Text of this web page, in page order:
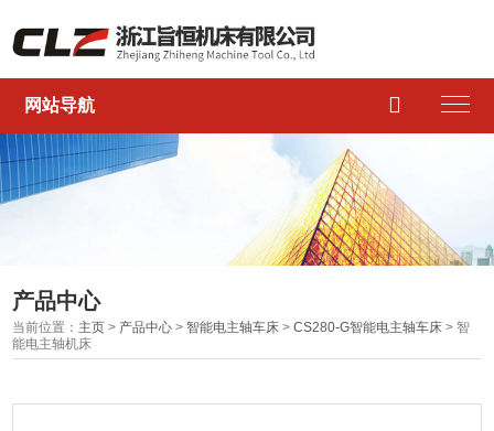
网站导航 
产品中心
当前位置： 主页 > 产品中心 >智能电主轴车床 >CS280-G智能电主轴车床 > 智
能电主轴机床